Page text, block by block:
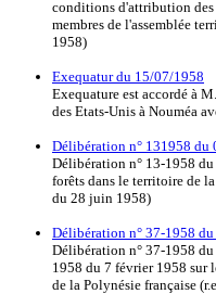
conditions d'attribution des
membres de l'assemblée
1958)
Exequatur du 15/07/1958
Exequature est accordé à
des Etats-Unis à Nouméa
Délibération n° 131958 du
Délibération n° 13-1958
forêts dans le territoire de
du 28 juin 1958)
Délibération n° 37-1958
Délibération n° 37-1958
1958 du 7 février 1958 sur
de la Polynésie française